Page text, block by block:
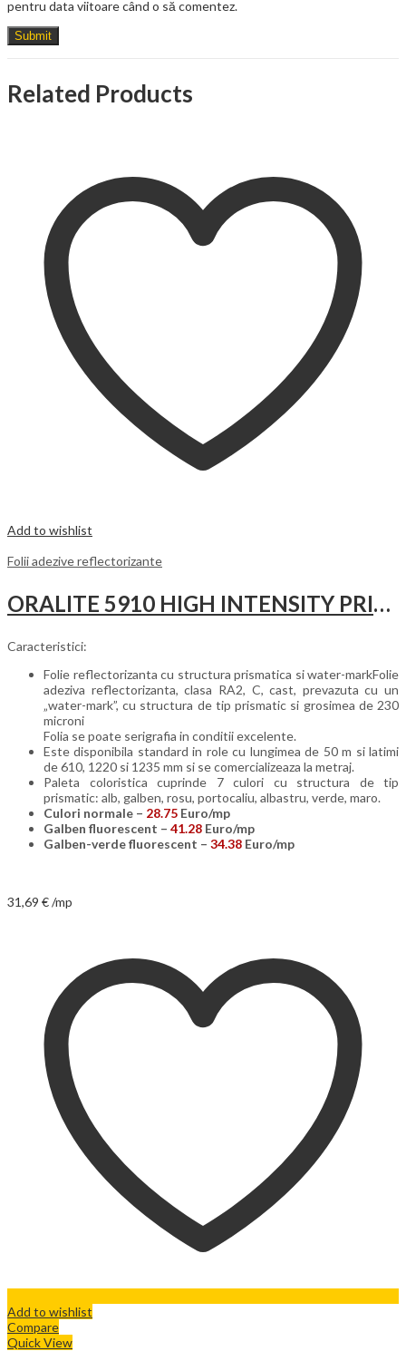
pentru data viitoare când o să comentez.
Related Products
Add to wishlist
Folii adezive reflectorizante
ORALITE 5910 HIGH INTENSITY PRISMATIC GRADE – CLASA II HIP
Caracteristici:
Folie reflectorizanta cu structura prismatica si water-markFolie
adeziva reflectorizanta, clasa RA2, C, cast, prevazuta cu un
„water-mark”, cu structura de tip prismatic si grosimea de 230
microni
Folia se poate serigrafia in conditii excelente.
Este disponibila standard in role cu lungimea de 50 m si latimi
de 610, 1220 si 1235 mm si se comercializeaza la metraj.
Paleta coloristica cuprinde 7 culori cu structura de tip
prismatic: alb, galben, rosu, portocaliu, albastru, verde, maro.
Culori normale – 28.75 Euro/mp
Galben fluorescent – 41.28 Euro/mp
Galben-verde fluorescent – 34.38 Euro/mp
31,69 €/mp
Add to wishlist
Compare
Quick View